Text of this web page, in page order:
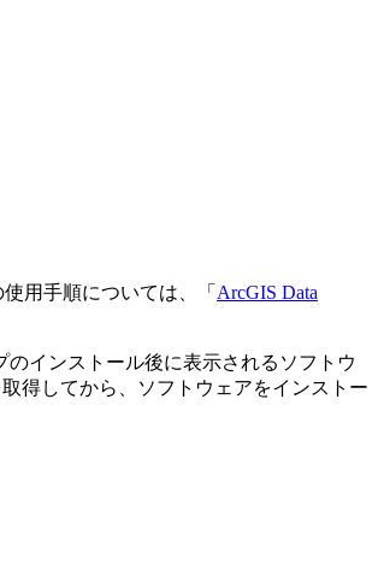
用手順については、「 ArcGIS Data
のインストール後に表示されるソフトウ
得してから、ソフトウェアをインストー